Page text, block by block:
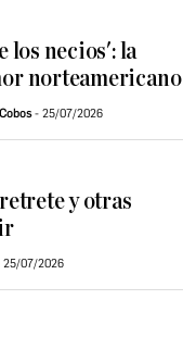
los necios': la
norteamericano
25/07/2026
y otras
25/07/2026